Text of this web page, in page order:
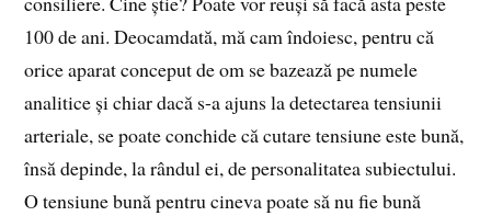
100 de ani. Deocamdată, mă cam îndoiesc, pentru că
orice aparat conceput de om se bazează pe numele
analitice și chiar dacă s-a ajuns la detectarea tensiunii
arteriale, se poate conchide că cutare tensiune este bună,
însă depinde, la rândul ei, de personalitatea subiectului.
O tensiune bună pentru cineva poate să nu fie bună